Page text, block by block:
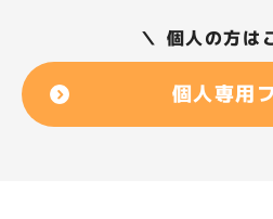
＼ 個人の方は
個人専用